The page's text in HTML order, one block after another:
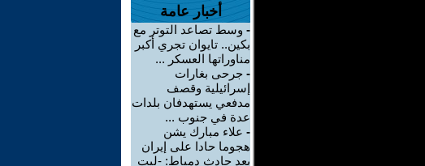
أخبار عامة
- وسط تصاعد التوتر مع
بكين.. تايوان تجري أكبر
مناوراتها العسكر ...
- جرحى بغارات
إسرائيلية وقصف
مدفعي يستهدفان بلدات
عدة في جنوب ...
- علاء مبارك يشن
هجوما حادا على إيران
بعد حادث دمياط: -ليت